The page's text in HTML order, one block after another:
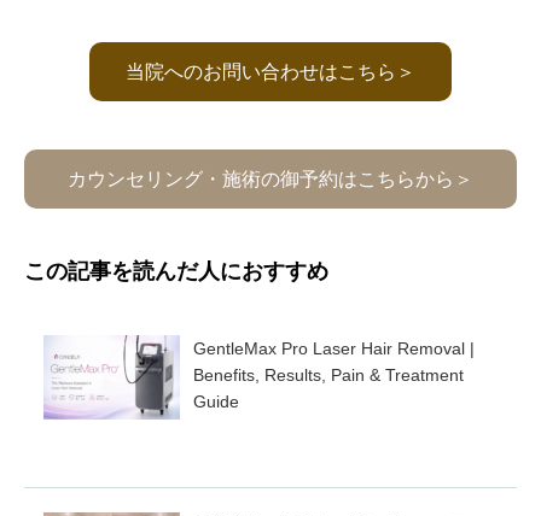
当院へのお問い合わせはこちら＞
カウンセリング・施術の御予約はこちらから＞
この記事を読んだ人におすすめ
GentleMax Pro Laser Hair Removal |
Benefits, Results, Pain & Treatment
Guide